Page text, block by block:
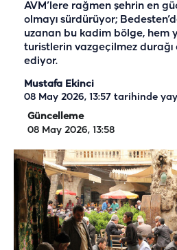
AVM’lere rağmen şehrin en
olmayı sürdürüyor;
uzanan bu kadim bölge, hem
turistlerin vazgeçilmez
ediyor.
Mustafa Ekinci
08 May 2026, 13:57 tarihinde
Güncelleme
08 May 2026, 13:58